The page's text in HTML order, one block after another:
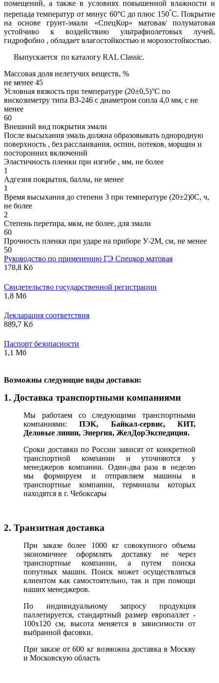
помещений, а также в условиях повышенной влажности и
перепада температур от минус 60°С до плюс 150°С. Покрытие
на основе грунт-эмали «СпецКор» матовая/ полуматовая
устойчиво к воздействию ультрафиолетовых лучей,
гидрофобно , обладает влагостойкостью и морозостойкостью.
Выпускается по каталогу RAL Classic.
Массовая доля нелетучих веществ, %
не менее 45
Условная вязкость при температуре (20±0,5)°С по
вискозиметру типа ВЗ-246 с диаметром сопла 4,0 мм, с не
менее
60
Внешний вид покрытия эмали
После высыхания эмаль должна образовывать однородную
поверхность , без расслаивания, оспин, потеков, морщин и
посторонних включений
Эластичность пленки при изгибе , мм, не более
1
Адгезия покрытия, баллы, не менее
1
Время высыхания до степени 3 при температуре (20±2)0С, ч,
не более
2
Степень перетира, мкм, не более, для эмали
60
Прочность пленки при ударе на приборе У-2М, см, не менее
50
Руководство по применению ГЭ Спецкор матовая
178,8 Кб
Свидетельство государственной регистрации
1,8 Мб
Декларация соответствия
889,7 Кб
Паспорт безопасности
1,1 Мб
Возможны следующие виды доставки:
1. Доставка транспортными компаниями
Мы работаем со следующими транспортными
компаниями:ПЭК, Байкал-сервис, КИТ,
Деловые линии, Энергия, ЖелДорЭкспедиция.
Сроки доставки по России зависят от конкретной
транспортной компании и уточняются у
менеджеров компании. Один-два раза в неделю
мы формируем и отправляем машины в
транспортные компании, терминалы которых
находятся в г. Чебоксары
2. Транзитная доставка
При заказе более 1000 кг совокупного объема
экономичнее оформлять доставку не через
транспортные компании, а путем поиска
попутных машин. Поиск может осуществляться
клиентом как самостоятельно, так и при помощи
наших менеджеров.
По индивидуальному запросу продукция
паллетируется, стандартный размер европаллет -
100х120 см, высота меняется в зависимости от
выбранной фасовки.
При заказе от 600 кг возможна доставка в Москву
и Московскую область